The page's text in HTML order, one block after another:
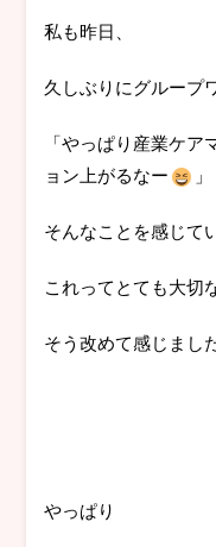
私も昨日、
久しぶりにグループ
「やっぱり産業ケ
ョン上がるなー
」
そんなことを感じて
これってとても大切
そう改めて感じました
やっぱり